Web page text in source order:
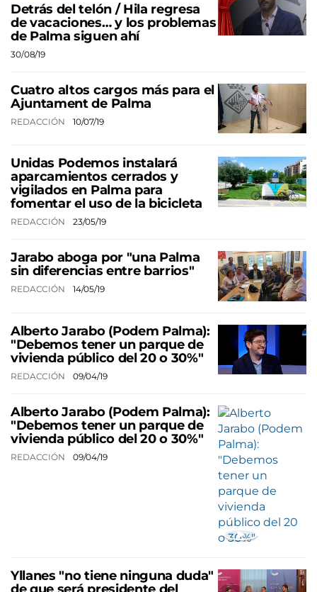
Detrás del telón / Hila regresa
de vacaciones… y los problemas
de Palma siguen ahí
30/08/19
Cuatro altos cargos más para el
Ajuntament de Palma
REDACCIÓN 10/07/19
Unidas Podemos instalará
aparcamientos cerrados y
vigilados en Palma para
fomentar el uso de la bicicleta
REDACCIÓN 23/05/19
Jarabo aboga por "una Palma
sin diferencias entre barrios"
REDACCIÓN 14/05/19
Alberto Jarabo (Podem Palma):
"Debemos tener un parque de
vivienda público del 20 o 30%"
REDACCIÓN 09/04/19
Alberto Jarabo (Podem Palma):
"Debemos tener un parque de
vivienda público del 20 o 30%"
REDACCIÓN 09/04/19
Yllanes "no tiene ninguna duda"